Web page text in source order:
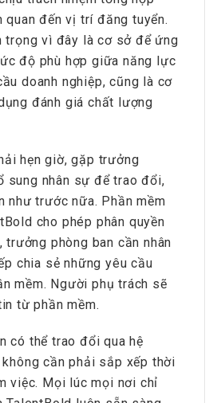
đến vị trí đăng tuyển.
trọng vì đây là cơ sở để ứng
độ phù hợp giữa năng lực
doanh nghiệp, cũng là cơ
đánh giá chất lượng
hẹn giờ, gặp trưởng
sung nhân sự để trao đổi,
như trước nữa. Phần mềm
cho phép phân quyền
trưởng phòng ban cần nhân
chia sẻ những yêu cầu
mềm. Người phụ trách sẽ
từ phần mềm.
có thể trao đổi qua hệ
cần phải sắp xếp thời
việc. Mọi lúc mọi nơi chỉ